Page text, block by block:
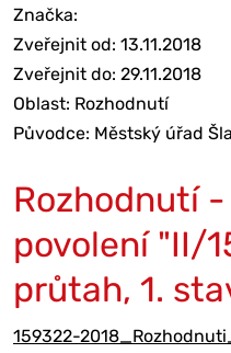
Značka:
Zveřejnit od: 13.11.2018
Zveřejnit do: 29.11.2018
Oblast: Rozhodnutí
Původce: Městský úřad
Rozhodnutí
povolení "II/
průtah, 1.
159322-